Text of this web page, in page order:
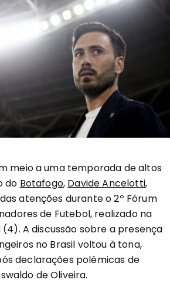
meio a uma temporada de altos
do Botafogo, Davide Ancelotti,
atenções durante o 2º Fórum
de Futebol, realizado na
A discussão sobre a presença
no Brasil voltou à tona,
declarações polêmicas de
de Oliveira.